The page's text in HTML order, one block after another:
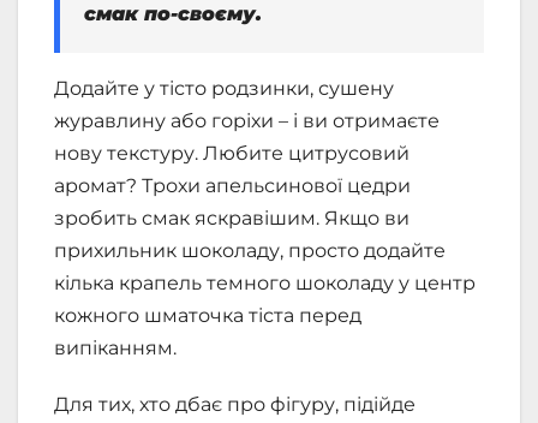
смак по-своєму.
Додайте у тісто родзинки, сушену
журавлину або горіхи – і ви отримаєте
нову текстуру. Любите цитрусовий
аромат? Трохи апельсинової цедри
зробить смак яскравішим. Якщо ви
прихильник шоколаду, просто додайте
кілька крапель темного шоколаду у центр
кожного шматочка тіста перед
випіканням.
Для тих, хто дбає про фігуру, підійде